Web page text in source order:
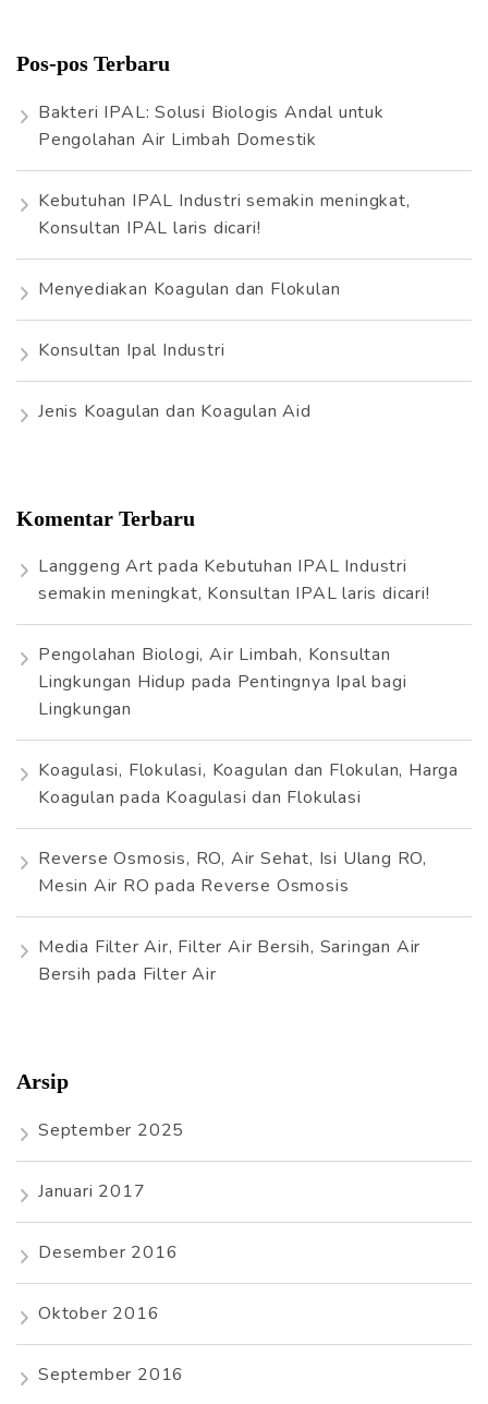
u
t
:
Pos-pos Terbaru
Bakteri IPAL: Solusi Biologis Andal untuk
Pengolahan Air Limbah Domestik
Kebutuhan IPAL Industri semakin meningkat,
Konsultan IPAL laris dicari!
Menyediakan Koagulan dan Flokulan
Konsultan Ipal Industri
Jenis Koagulan dan Koagulan Aid
Komentar Terbaru
Langgeng Art pada Kebutuhan IPAL Industri
semakin meningkat, Konsultan IPAL laris dicari!
Pengolahan Biologi, Air Limbah, Konsultan
Lingkungan Hidup pada Pentingnya Ipal bagi
Lingkungan
Koagulasi, Flokulasi, Koagulan dan Flokulan, Harga
Koagulan pada Koagulasi dan Flokulasi
Reverse Osmosis, RO, Air Sehat, Isi Ulang RO,
Mesin Air RO pada Reverse Osmosis
Media Filter Air, Filter Air Bersih, Saringan Air
Bersih pada Filter Air
Arsip
September 2025
Januari 2017
Desember 2016
Oktober 2016
September 2016